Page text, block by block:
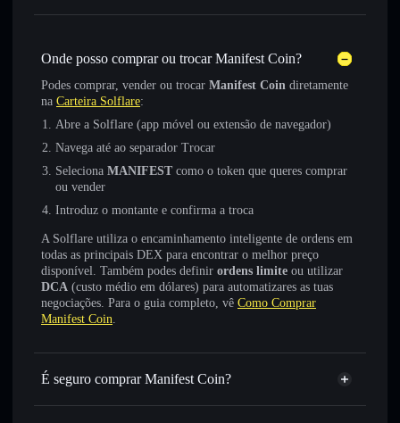
Onde posso comprar ou trocar Manifest Coin?
Podes comprar, vender ou trocar Manifest Coin diretamente
na Carteira Solflare:
Abre a Solflare (app móvel ou extensão de navegador)
Navega até ao separador Trocar
Seleciona MANIFEST como o token que queres comprar
ou vender
Introduz o montante e confirma a troca
A Solflare utiliza o encaminhamento inteligente de ordens em
todas as principais DEX para encontrar o melhor preço
disponível. Também podes definir ordens limite ou utilizar
DCA (custo médio em dólares) para automatizares as tuas
negociações. Para o guia completo, vê Como Comprar
Manifest Coin.
É seguro comprar Manifest Coin?
Manifest Coin não está verificado